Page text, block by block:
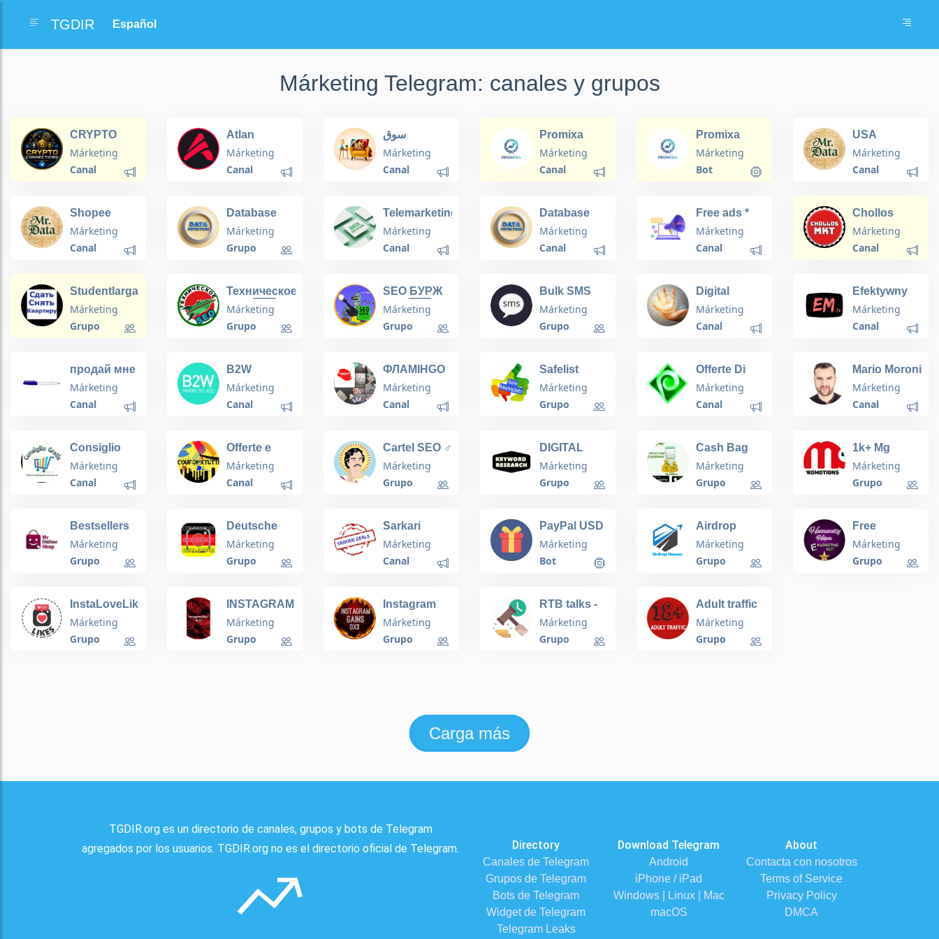
TGDIR
Márketing Telegram: canales y grupos
CRYPTO
CONNECTIONS
CHANNEL
Márketing
Canal
Atlan
Márketing
Canal
سوق
المستعمل
Márketing
Canal
Promixa
Channel
Márketing
Canal
Promixa
Márketing
Bot
USA
telegram
detection
Márketing
Canal
Shopee
registration
data filtering
Márketing
Canal
Database
and Data
Detection
Márketing
Grupo
Telemarketing
& Market
Assistant
Márketing
Canal
Database
and Data
Detection
Márketing
Canal
Free ads *
Оголошення
Объявления
Márketing
Canal
Chollos
Marketing
Márketing
Canal
Studentlarga
ijaraga arzon
kvartiralar
Márketing
Grupo
Техническое
SEO 🇺🇦
Márketing
Grupo
SEO БУРЖ
chat 🇺🇦
Márketing
Grupo
Bulk SMS
Marketing
Márketing
Grupo
Digital
Marketing
Free Full
Courses
Márketing
Canal
Efektywny
Marketing
Márketing
Canal
продай мне
эту ручку
Márketing
Canal
B2W
Marketplace
Márketing
Canal
ФЛАМІНGO
☎️ Android
Márketing
Canal
Safelist
Marktplatz
Márketing
Grupo
Offerte Di
Smeraldo!
Márketing
Canal
Mario Moroni
Márketing
Canal
Consiglio
Gratis
Márketing
Canal
Offerte e
Sconti -
Couponxtutti
Márketing
Canal
Cartel SEO ️‍♂️
Márketing
Grupo
DIGITAL
MARKETING
Márketing
Grupo
Cash Bag
Always with
Márketing
Grupo
1k+ Mg
Promotion
Registion
Márketing
Grupo
Bestsellers
deals
Márketing
Grupo
Deutsche
Instagram
L+C Gruppe
Márketing
Grupo
Sarkari
Deals
Márketing
Canal
PayPal USD
Gift
Márketing
Bot
Airdrop
Heroes
Márketing
Grupo
Free
Advertise✔️
Márketing
Grupo
InstaLoveLikes
Lx30
Márketing
Grupo
INSTAGRAM
LIKES
Márketing
Grupo
Instagram
Gains - Dx3
Márketing
Grupo
RTB talks -
DSP, SSP,
OpenRTB
Márketing
Grupo
Adult traffic
buy and sell
Márketing
Grupo
Carga más
TGDIR.org es un directorio de canales, grupos y bots de Telegram
agregados por los usuarios. TGDIR.org no es el directorio oficial de Telegram.
Directory
Canales de Telegram
Grupos de Telegram
Bots de Telegram
Widget de Telegram
Telegram Leaks
Download Telegram
Android
iPhone / iPad
Windows | Linux | Mac
macOS
About
Contacta con nosotros
Terms of Service
Privacy Policy
DMCA